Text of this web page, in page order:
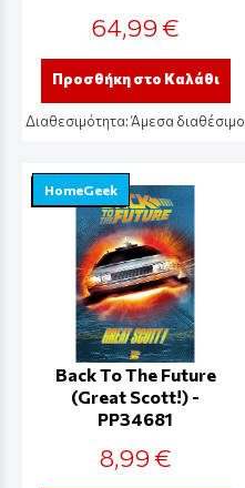
64,99 €
Προσθήκη στο Καλάθι
Διαθεσιμότητα:Άμεσα διαθέσιμο
HomeGeek
Back To The Future
(Great Scott!) -
PP34681
8,99 €